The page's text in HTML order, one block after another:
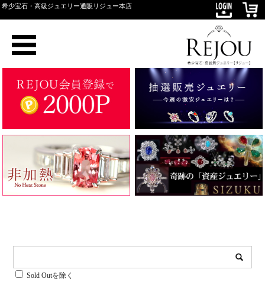
希少宝石・高級ジュエリー通販リジュー本店
Sold Outを除く